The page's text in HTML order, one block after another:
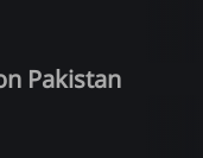
Pakistan